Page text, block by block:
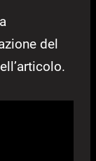
del